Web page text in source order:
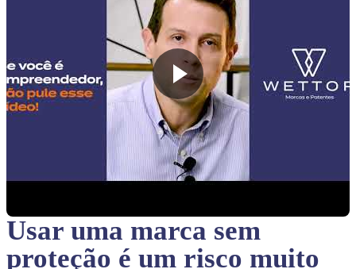
Usar uma marca sem
proteção é um risco muito